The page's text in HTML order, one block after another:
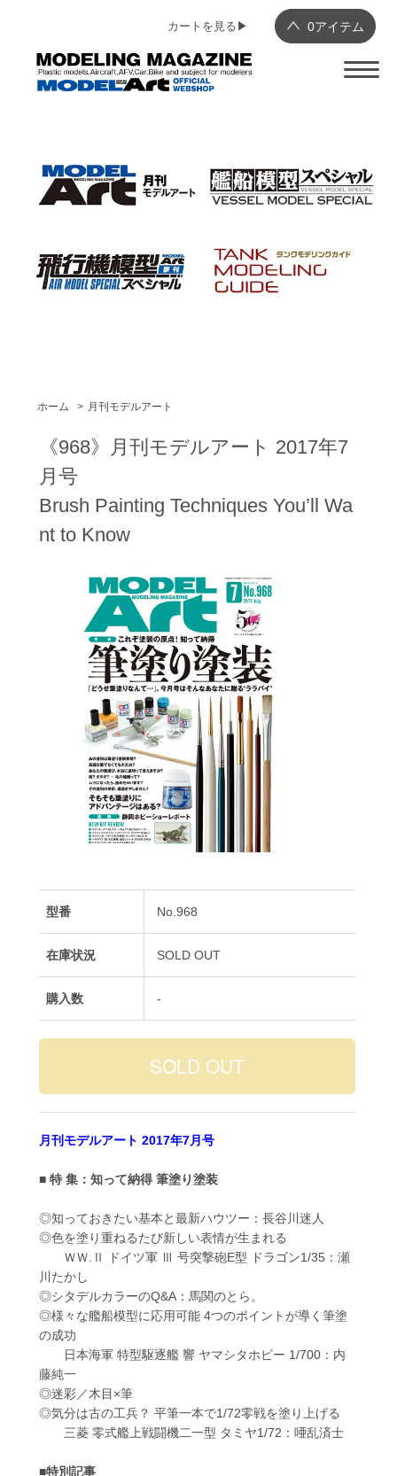
0アイテム
カートを見る▶︎
ホーム > 月刊モデルアート
《968》月刊モデルアート 2017年7
月号
Brush Painting Techniques You’ll Wa
nt to Know
型番 No.968
在庫状況 SOLD OUT
購入数 -
月刊モデルアート 2017年7月号
■ 特 集：知って納得 筆塗り塗装
◎知っておきたい基本と最新ハウツー：長谷川迷人
◎色を塗り重ねるたび新しい表情が生まれる
ＷＷ.Ⅱ ドイツ軍 Ⅲ 号突撃砲E型 ドラゴン1/35：瀬
川たかし
◎シタデルカラーのQ&A：馬関のとら。
◎様々な艦船模型に応用可能 4つのポイントが導く筆塗
の成功
日本海軍 特型駆逐艦 響 ヤマシタホビー 1/700：内
藤純一
◎迷彩／木目×筆
◎気分は古の工兵？ 平筆一本で1/72零戦を塗り上げる
三菱 零式艦上戦闘機二一型 タミヤ1/72：唖乱済士
■特別記事